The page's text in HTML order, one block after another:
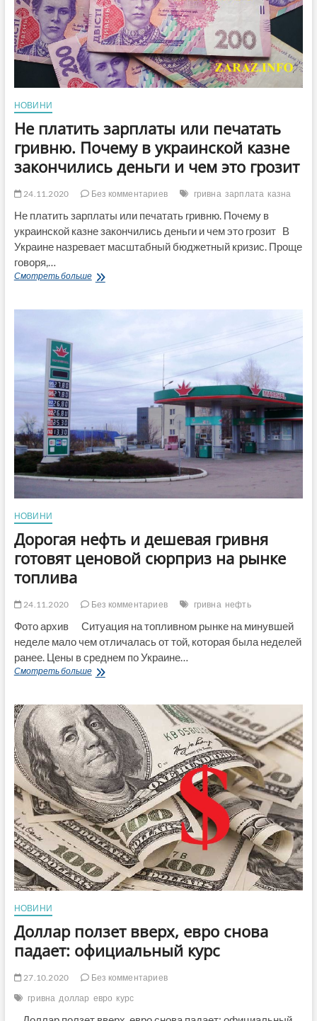
НОВИНИ
Не платить зарплаты или печатать
гривню. Почему в украинской казне
закончились деньги и чем это грозит
24.11.2020 Без комментариев гривна зарплата казна
Не платить зарплаты или печатать гривню. Почему в
украинской казне закончились деньги и чем это грозит В
Украине назревает масштабный бюджетный кризис. Проще
говоря,…
Смотреть большеНе
в
казне
закончились
деньги
и
чем
это
грозит
НОВИНИ
Дорогая нефть и дешевая гривня
готовят ценовой сюрприз на рынке
топлива
24.11.2020 Без комментариев гривна нефть
Фото архив Ситуация на топливном рынке на минувшей
неделе мало чем отличалась от той, которая была неделей
ранее. Цены в среднем по Украине…
Смотреть большеДорогая
дешевая
гривня
готовят
ценовой
сюрприз
на
рынке
топлива
НОВИНИ
Доллар ползет вверх, евро снова
падает: официальный курс
27.10.2020
Без комментариев
гривна доллар евро курс